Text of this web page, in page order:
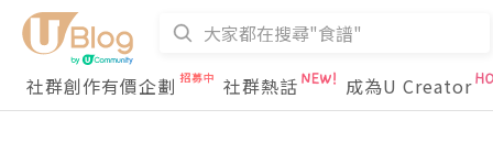
社群創作有價企劃 社群熱話 成為U Creator